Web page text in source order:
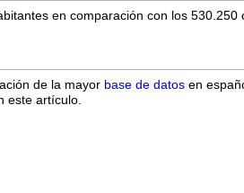
en comparación con los
de la mayor base de datos en
este artículo.